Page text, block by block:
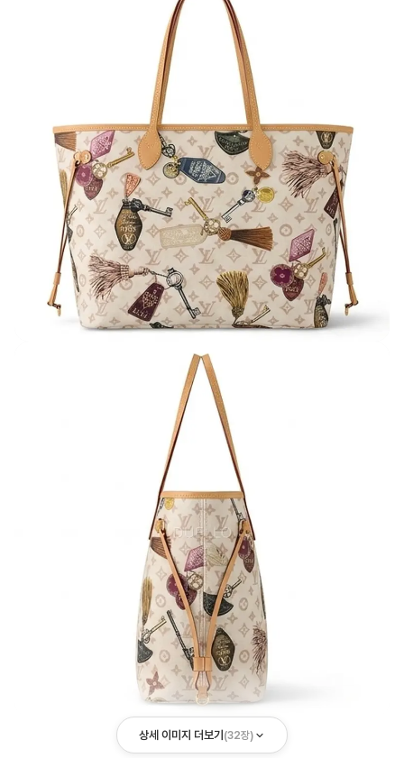
상세 이미지 더보기 (32장)